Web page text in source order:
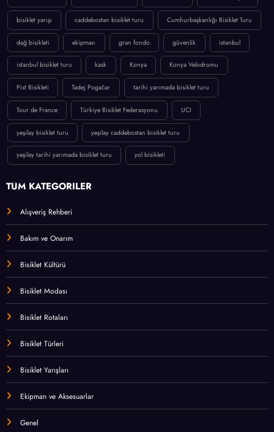
bisiklet yarışı caddebostan bisiklet turu Cumhurbaşkanlığı Bisiklet Turu
dağ bisikleti ekipman gran fondo güvenlik istanbul
istanbul bisiklet turu kask Konya Konya Velodromu
Pist Bisikleti Tadej Pogačar tarihi yarımada bisiklet turu
Tour de France Türkiye Bisiklet Federasyonu UCI
yeşilay bisiklet turu yeşilay caddebostan bisiklet turu
yeşilay tarihi yarımada bisiklet turu yol bisikleti
TÜM KATEGORİLER
Alışveriş Rehberi
Bakım ve Onarım
Bisiklet Kültürü
Bisiklet Modası
Bisiklet Rotaları
Bisiklet Türleri
Bisiklet Yarışları
Ekipman ve Aksesuarlar
Genel